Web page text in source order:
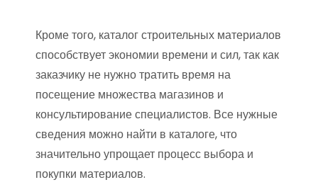
Кроме того, каталог строительных материалов
способствует экономии времени и сил, так как
заказчику не нужно тратить время на
посещение множества магазинов и
консультирование специалистов. Все нужные
сведения можно найти в каталоге, что
значительно упрощает процесс выбора и
покупки материалов.